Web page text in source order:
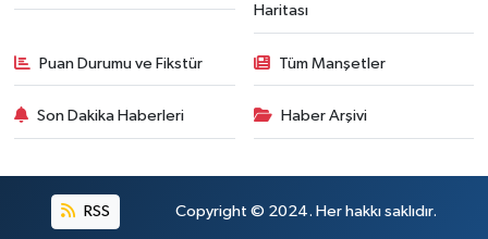
Haritası
Puan Durumu ve Fikstür Tüm Manşetler
Son Dakika Haberleri Haber Arşivi
RSS Copyright © 2024. Her hakkı saklıdır.